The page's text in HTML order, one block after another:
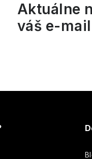
Aktuálne
váš e-mail